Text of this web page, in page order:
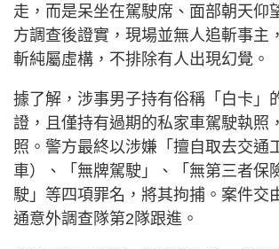
走，而是呆坐在駕駛席、面部朝天仰
方調查後證實，現場並無人追斬事主
斬純屬虛構，不排除有人出現幻覺。
據了解，涉事男子持有俗稱「白卡」
證，且僅持有過期的私家車駕駛執照
照。警方最終以涉嫌「擅自取去交通
車）、「無牌駕駛」、「無第三者保
駛」等四項罪名，將其拘捕。案件交
通意外調查隊第2隊跟進。